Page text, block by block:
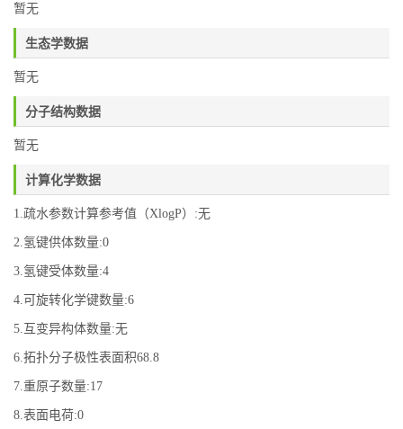
暂无
生态学数据
暂无
分子结构数据
暂无
计算化学数据
1.疏水参数计算参考值（XlogP）:无
2.氢键供体数量:0
3.氢键受体数量:4
4.可旋转化学键数量:6
5.互变异构体数量:无
6.拓扑分子极性表面积68.8
7.重原子数量:17
8.表面电荷:0